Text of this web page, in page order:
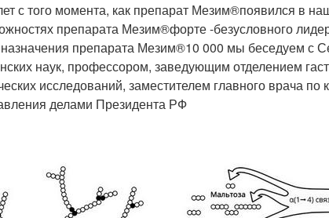
с того момента, как препарат Мезим®появился в
препарата Мезим®форте -безусловного
препарата Мезим®10 000 мы беседуем с
наук, профессором, заведующим отделением
исследований, заместителем главного врача по
делами Президента РФ